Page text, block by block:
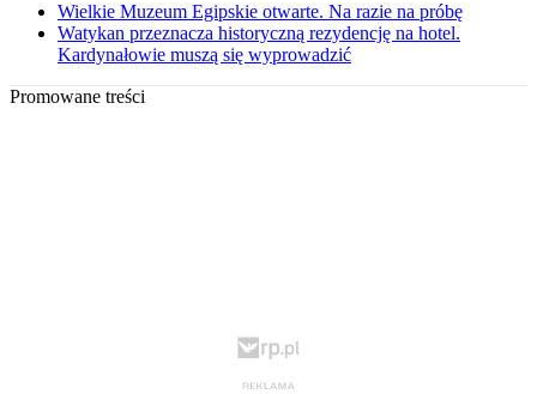
Wielkie Muzeum Egipskie otwarte. Na razie na próbę
Watykan przeznacza historyczną rezydencję na hotel.
Kardynałowie muszą się wyprowadzić
Promowane treści